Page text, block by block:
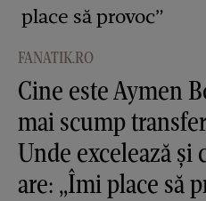
FANATIK.RO
Cine este Aymen
mai scump
Unde excelează și
are: „Îmi place să